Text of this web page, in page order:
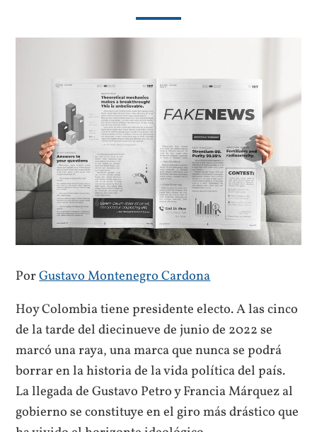
PorGustavo Montenegro Cardona
Hoy Colombia tiene presidente electo. A las cinco
de la tarde del diecinueve de junio de 2022 se
marcó una raya, una marca que nunca se podrá
borrar en la historia de la vida política del país.
La llegada de Gustavo Petro y Francia Márquez al
gobierno se constituye en el giro más drástico que